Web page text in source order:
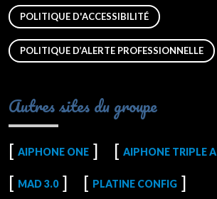
POLITIQUE D'ACCESSIBILITÉ
POLITIQUE D’ALERTE PROFESSIONNELLE
Autres sites du groupe
AIPHONE ONE AIPHONE TRIPLE A
MAD 3.0 PLATINE CONFIG